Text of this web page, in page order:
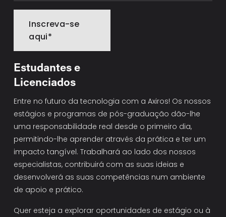
Inscreva-se
aqui*
Estudantes e
Licenciados
Entre no futuro da tecnologia com a Axiros! Os nossos
estágios e programas de pós-graduação dão-lhe
uma responsabilidade real desde o primeiro dia,
permitindo-lhe aprender através da prática e ter um
impacto tangível. Trabalhará ao lado dos nossos
especialistas, contribuirá com as suas ideias e
desenvolverá as suas competências num ambiente
de apoio e prático.
Quer esteja a explorar oportunidades de estágio ou à